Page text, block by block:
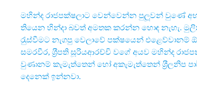
මහින්ද රාජපක්ෂලාට වෙන්වෙන්න පුලූවන් වුණේ
තියෙන හින්දා බවත් අමතක කරන්න හොඳ නැහැ.
රැුස්වීමට නැගපු වෙලාවේ පක්ෂයෙන් එළෙව්වානම්
සමරවීර, ශ‍්‍රීපති සූරියආරච්චි වගේ අයව මහින්ද
වුණානම් කැමැත්තෙන් හෝ අකැමැත්තෙන් ශ‍්‍රීලනිප
දෙනෙක් ඉන්නවා.